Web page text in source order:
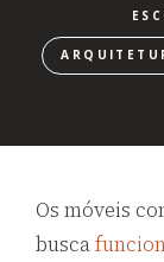
Os móveis
busca